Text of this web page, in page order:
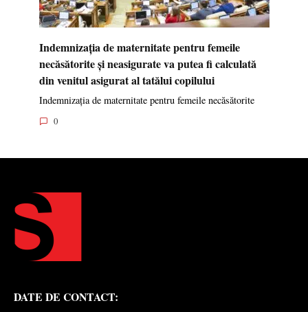
Indemnizația de maternitate pentru femeile
necăsătorite și neasigurate va putea fi calculată
din venitul asigurat al tatălui copilului
Indemnizația de maternitate pentru femeile necăsătorite
0
DATE DE CONTACT: